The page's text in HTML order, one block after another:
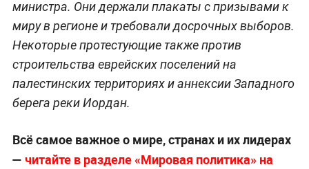
министра. Они держали плакаты с призывами к
миру в регионе и требовали досрочных выборов.
Некоторые протестующие также против
строительства еврейских поселений на
палестинских территориях и аннексии Западного
берега реки Иордан.
Всё самое важное о мире, странах и их лидерах
— читайте в разделе «Мировая политика» на